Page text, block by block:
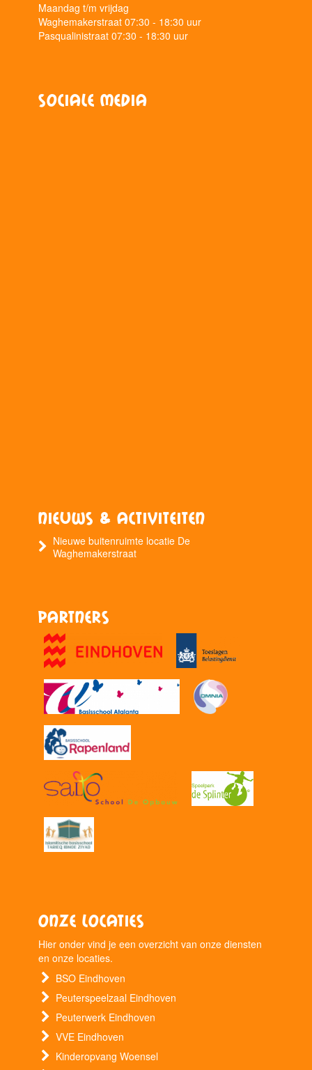
Maandag t/m vrijdag
Waghemakerstraat 07:30 - 18:30 uur
Pasqualinistraat 07:30 - 18:30 uur
Sociale media
Nieuws & Activiteiten
Nieuwe buitenruimte locatie De
Waghemakerstraat
Partners
Onze locaties
Hier onder vind je een overzicht van onze diensten
en onze locaties.
BSO Eindhoven
Peuterspeelzaal Eindhoven
Peuterwerk Eindhoven
VVE Eindhoven
Kinderopvang Woensel